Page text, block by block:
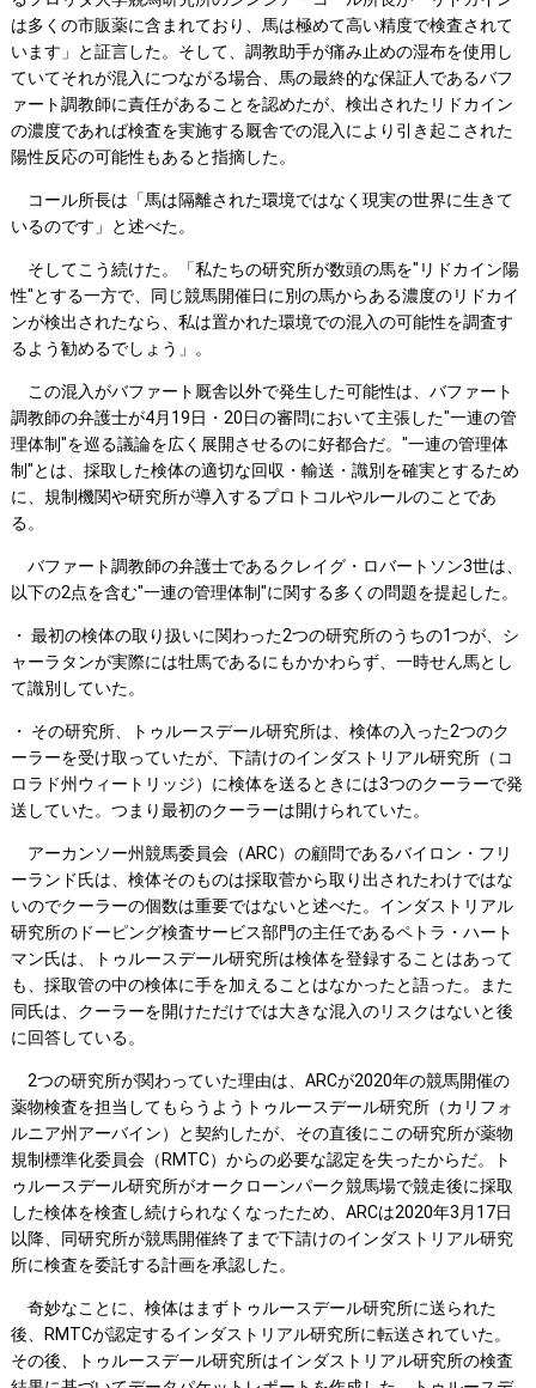
は多くの市販薬に含まれており、馬は極めて高い精度で検査されて
います」と証言した。そして、調教助手が痛み止めの湿布を使用し
ていてそれが混入につながる場合、馬の最終的な保証人であるバフ
ァート調教師に責任があることを認めたが、検出されたリドカイン
の濃度であれば検査を実施する厩舎での混入により引き起こされた
陽性反応の可能性もあると指摘した。
コール所長は「馬は隔離された環境ではなく現実の世界に生きて
いるのです」と述べた。
そしてこう続けた。「私たちの研究所が数頭の馬を"リドカイン陽
性"とする一方で、同じ競馬開催日に別の馬からある濃度のリドカイ
ンが検出されたなら、私は置かれた環境での混入の可能性を調査す
るよう勧めるでしょう」。
この混入がバファート厩舎以外で発生した可能性は、バファート
調教師の弁護士が4月19日・20日の審問において主張した"一連の管
理体制"を巡る議論を広く展開させるのに好都合だ。"一連の管理体
制"とは、採取した検体の適切な回収・輸送・識別を確実とするため
に、規制機関や研究所が導入するプロトコルやルールのことであ
る。
バファート調教師の弁護士であるクレイグ・ロバートソン3世は、
以下の2点を含む"一連の管理体制"に関する多くの問題を提起した。
・ 最初の検体の取り扱いに関わった2つの研究所のうちの1つが、シ
ャーラタンが実際には牡馬であるにもかかわらず、一時せん馬とし
て識別していた。
・ その研究所、トゥルースデール研究所は、検体の入った2つのク
ーラーを受け取っていたが、下請けのインダストリアル研究所（コ
ロラド州ウィートリッジ）に検体を送るときには3つのクーラーで発
送していた。つまり最初のクーラーは開けられていた。
アーカンソー州競馬委員会（ARC）の顧問であるバイロン・フリ
ーランド氏は、検体そのものは採取菅から取り出されたわけではな
いのでクーラーの個数は重要ではないと述べた。インダストリアル
研究所のドーピング検査サービス部門の主任であるペトラ・ハート
マン氏は、トゥルースデール研究所は検体を登録することはあって
も、採取管の中の検体に手を加えることはなかったと語った。また
同氏は、クーラーを開けただけでは大きな混入のリスクはないと後
に回答している。
2つの研究所が関わっていた理由は、ARCが2020年の競馬開催の
薬物検査を担当してもらうようトゥルースデール研究所（カリフォ
ルニア州アーバイン）と契約したが、その直後にこの研究所が薬物
規制標準化委員会（RMTC）からの必要な認定を失ったからだ。ト
ゥルースデール研究所がオークローンパーク競馬場で競走後に採取
した検体を検査し続けられなくなったため、ARCは2020年3月17日
以降、同研究所が競馬開催終了まで下請けのインダストリアル研究
所に検査を委託する計画を承認した。
奇妙なことに、検体はまずトゥルースデール研究所に送られた
後、RMTCが認定するインダストリアル研究所に転送されていた。
その後、トゥルースデール研究所はインダストリアル研究所の検査